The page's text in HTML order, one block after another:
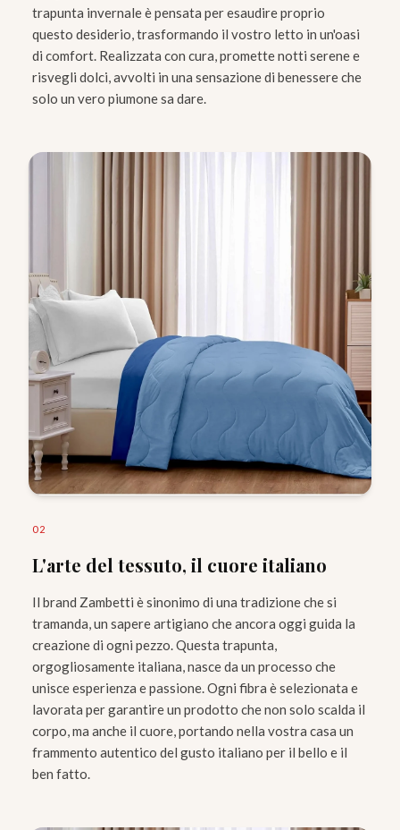
trapunta invernale è pensata per esaudire proprio
questo desiderio, trasformando il vostro letto in un'oasi
di comfort. Realizzata con cura, promette notti serene e
risvegli dolci, avvolti in una sensazione di benessere che
solo un vero piumone sa dare.
02
L'arte del tessuto, il cuore italiano
Il brand Zambetti è sinonimo di una tradizione che si
tramanda, un sapere artigiano che ancora oggi guida la
creazione di ogni pezzo. Questa trapunta,
orgogliosamente italiana, nasce da un processo che
unisce esperienza e passione. Ogni fibra è selezionata e
lavorata per garantire un prodotto che non solo scalda il
corpo, ma anche il cuore, portando nella vostra casa un
frammento autentico del gusto italiano per il bello e il
ben fatto.